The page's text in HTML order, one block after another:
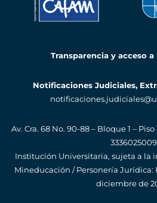
Transparencia y acceso
Notificaciones Judiciales,
Av. Cra. 68 No. 90-88 – Bloque 1 –
3336025009
Institución Universitaria, sujeta a la
Mineducación / Personería Jurídica:
diciembre de